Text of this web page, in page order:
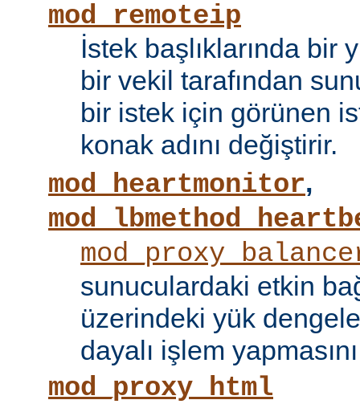
mod_remoteip
İstek başlıklarında bir
bir vekil tarafından
bir istek için görünen
konak adını değiştirir.
mod_heartmonitor,
sunuculardaki etkin
üzerindeki yük
dayalı işlem
mod_proxy_html